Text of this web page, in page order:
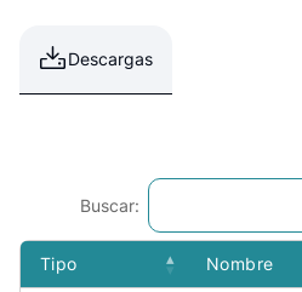
Descargas
Buscar:
Tipo Nombre